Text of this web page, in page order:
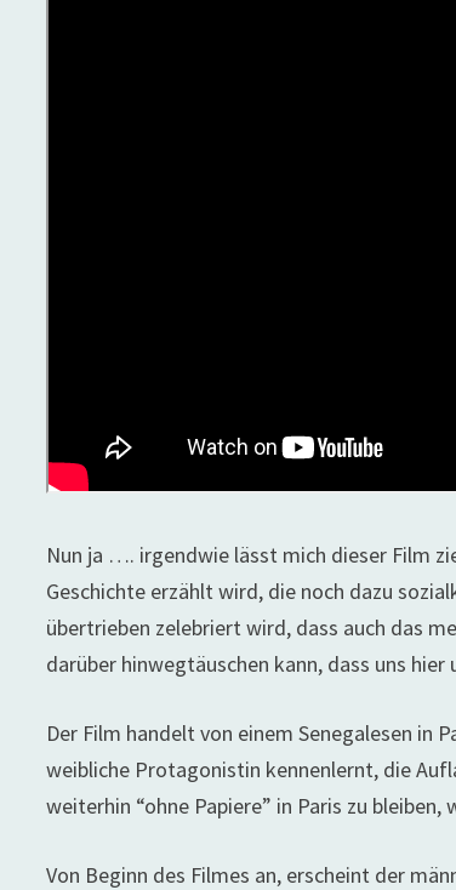
Nun ja …. irgendwie lässt mich dieser Film
Geschichte erzählt wird, die noch dazu
übertrieben zelebriert wird, dass auch das
darüber hinwegtäuschen kann, dass uns
Der Film handelt von einem Senegalesen in
weibliche Protagonistin kennenlernt, die
weiterhin “ohne Papiere” in Paris zu
Von Beginn des Filmes an, erscheint der